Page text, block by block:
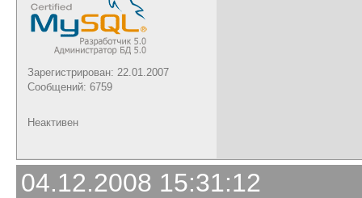
Зарегистрирован: 22.01.2007
Сообщений: 6759
Неактивен
04.12.2008 15:31:12